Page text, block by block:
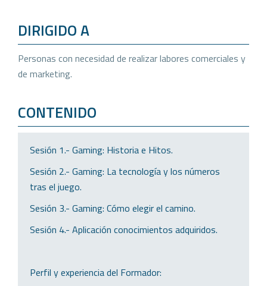
DIRIGIDO A
Personas con necesidad de realizar labores comerciales y
de marketing.
CONTENIDO
Sesión 1.- Gaming: Historia e Hitos.
Sesión 2.- Gaming: La tecnología y los números
tras el juego.
Sesión 3.- Gaming: Cómo elegir el camino.
Sesión 4.- Aplicación conocimientos adquiridos.
Perfil y experiencia del Formador: